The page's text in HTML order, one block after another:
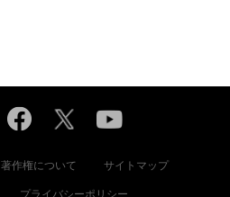
著作権について サイトマップ
プライバシーポリシー